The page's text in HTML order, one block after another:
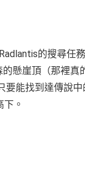
的搜尋
懸崖頂（那裡
要能找到達傳說
。